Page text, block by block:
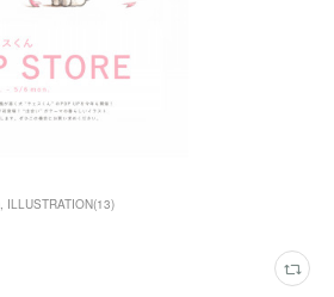
ILLUSTRATION(13)